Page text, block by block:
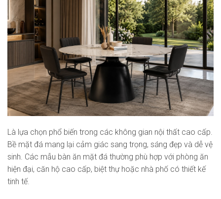
Là lựa chọn phổ biến trong các không gian nội thất cao cấp.
Bề mặt đá mang lại cảm giác sang trọng, sáng đẹp và dễ vệ
sinh. Các mẫu bàn ăn mặt đá thường phù hợp với phòng ăn
hiện đại, căn hộ cao cấp, biệt thự hoặc nhà phố có thiết kế
tinh tế.